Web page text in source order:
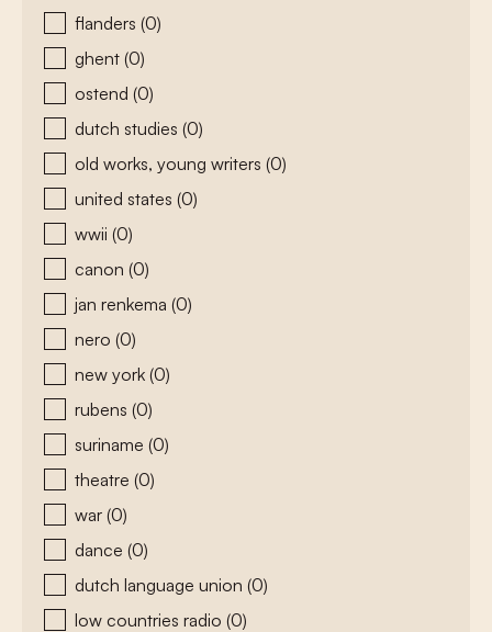
flanders (0)
ghent (0)
ostend (0)
dutch studies (0)
old works, young writers (0)
united states (0)
wwii (0)
canon (0)
jan renkema (0)
nero (0)
new york (0)
rubens (0)
suriname (0)
theatre (0)
war (0)
dance (0)
dutch language union (0)
low countries radio (0)